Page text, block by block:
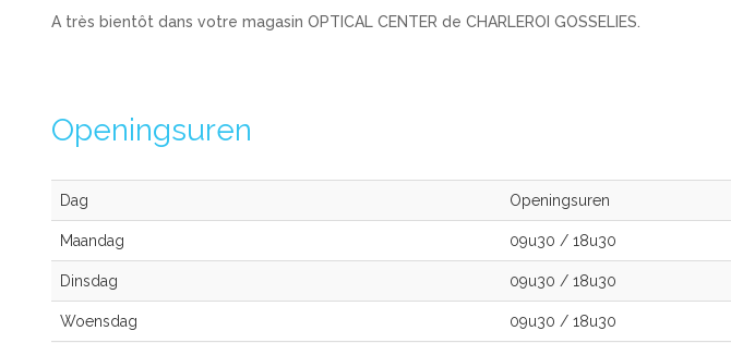
A très bientôt dans votre magasin OPTICAL CENTER de CHARLEROI GOSSELIES.
Openingsuren
Dag Openingsuren
Maandag 09u30 / 18u30
Dinsdag 09u30 / 18u30
Woensdag 09u30 / 18u30